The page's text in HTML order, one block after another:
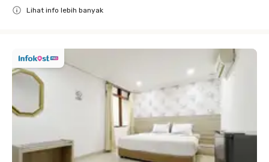
Lihat info lebih banyak